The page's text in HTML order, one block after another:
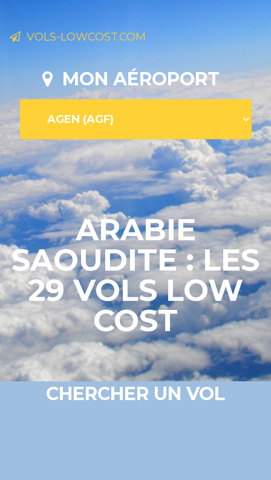
VOLS-LOWCOST.COM
MON AÉROPORT
ARABIE
SAOUDITE : LES
29 VOLS LOW
COST
CHERCHER UN VOL